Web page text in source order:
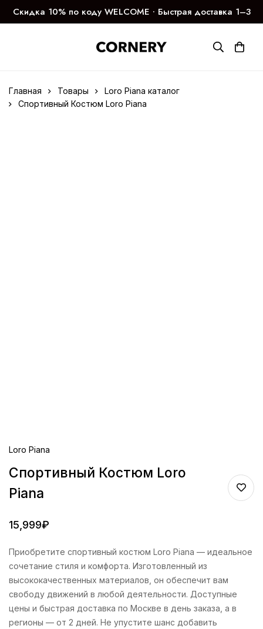
Скидка 10% по коду WELCOME ∙ Быстрая доставка 1–3
дня
Главная Товары
Loro Piana каталог
Спортивный Костюм Loro Piana
Loro Piana
Спортивный Костюм Loro
Piana
15,999₽
Приобретите спортивный костюм Loro Piana — идеальное
сочетание стиля и комфорта. Изготовленный из
высококачественных материалов, он обеспечит вам
свободу движений в любой деятельности. Доступные
цены и быстрая доставка по Москве в день заказа, а в
регионы — от 2 дней. Не упустите шанс добавить